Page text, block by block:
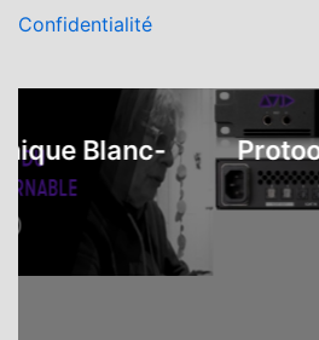
Confidentialité
Blanc- Protools |